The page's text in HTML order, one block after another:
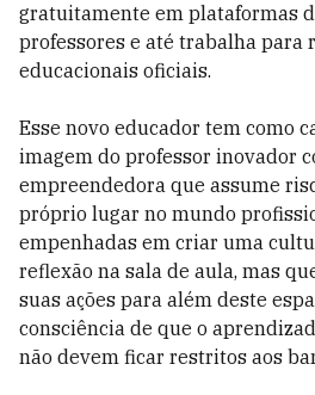
gratuitamente em plataformas
professores e até trabalha para
educacionais oficiais.
Esse novo educador tem como
imagem do professor inovador
empreendedora que assume
próprio lugar no mundo
empenhadas em criar uma
reflexão na sala de aula, mas
suas ações para além deste
consciência de que o
não devem ficar restritos aos